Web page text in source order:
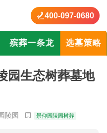
400-097-0680
殡葬一条龙 选墓策略
园生态树葬墓地
陵园 景仰园陵园树葬